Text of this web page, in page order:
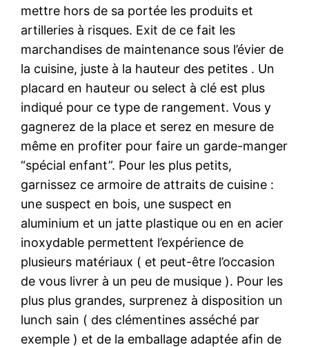
mettre hors de sa portée les produits et
artilleries à risques. Exit de ce fait les
marchandises de maintenance sous l’évier de
la cuisine, juste à la hauteur des petites . Un
placard en hauteur ou select à clé est plus
indiqué pour ce type de rangement. Vous y
gagnerez de la place et serez en mesure de
même en profiter pour faire un garde-manger
“spécial enfant”. Pour les plus petits,
garnissez ce armoire de attraits de cuisine :
une suspect en bois, une suspect en
aluminium et un jatte plastique ou en en acier
inoxydable permettent l’expérience de
plusieurs matériaux ( et peut-être l’occasion
de vous livrer à un peu de musique ). Pour les
plus plus grandes, surprenez à disposition un
lunch sain ( des clémentines asséché par
exemple ) et de la emballage adaptée afin de